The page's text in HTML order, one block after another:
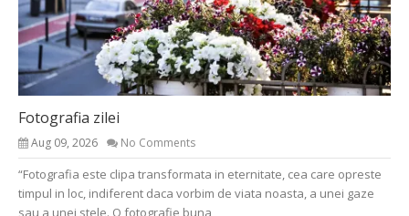
Fotografia zilei
Aug 09, 2026 No Comments
“Fotografia este clipa transformata in eternitate, cea care opreste
timpul in loc, indiferent daca vorbim de viata noasta, a unei gaze
sau a unei stele. O fotografie buna